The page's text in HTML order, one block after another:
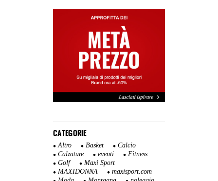
CATEGORIE
Altro Basket
Calcio
Calzature
eventi
Fitness
Golf
Maxi Sport
MAXIDONNA
maxisport.com